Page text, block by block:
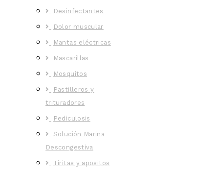
Desinfectantes
Dolor muscular
Mantas eléctricas
Mascarillas
Mosquitos
Pastilleros y
trituradores
Pediculosis
Solución Marina
Descongestiva
Tiritas y apositos